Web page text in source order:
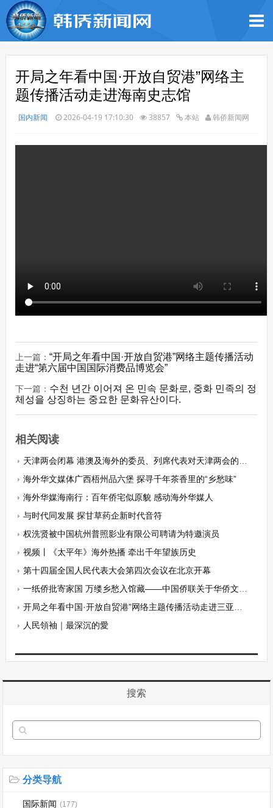
开局之年看中国·开放自贸港”网络主
题传播活动走进海南史志馆
国内新闻 2026-04-19 17:10:30 38857 本站 韩侨新闻网
上一篇： “开局之年看中国·开放自贸港”网络主题传播活动
走进“第六届中国国际消费品博览会”
下一篇： 수천 년간 이어져 온 민속 문화로, 중화 민족의 정
체성을 상징하는 중요한 문화유산이다.
相关阅读
天津两会闭幕 港澳及海外的委员、列席代表对天津两会的胜利召开反响热烈
海外华文媒体广西梧州品六堡 探寻千年茶香里的“乡愁味”
海外华媒海南行：百年侨宅似原貌 感动海外华媒人
与时代同发展 探甘草药企新时代音符
权洗贤被中国杭州普照影业有限公司聘请为特邀演员
视频丨《太平年》海外热播 牵出千年望族历史
第十四届全国人民代表大会第四次会议在北京开幕
一纸侨批寄家国 万缕乡愁入馆藏——中国侨联关于华侨文物与历史记忆征集启事
开局之年看中国·开放自贸港”网络主题传播活动走进三亚国际游艇分展区
人民領袖｜最深沉的愛
搜索
分类导航
国际新闻 (177)